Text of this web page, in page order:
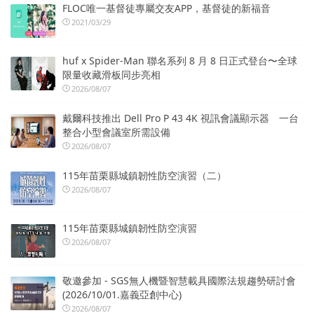
FLOC唯一基督徒專屬交友APP，基督徒的新福音
2021/03/29
huf x Spider-Man 聯名系列 8 月 8 日正式登台〜全球
限量收藏滑板同步亮相
2026/08/07
戴爾科技推出 Dell Pro P 43 4K 視訊會議顯示器 一台
整合小型會議室所需設備
2026/08/07
115年苗栗縣城鎮韌性防空演習（二）
2026/08/07
115年苗栗縣城鎮韌性防空演習
2026/08/07
敬邀參加 - SGS無人機暨智慧載具國際法規趨勢研討會
(2026/10/01.嘉義亞創中心)
2026/08/07